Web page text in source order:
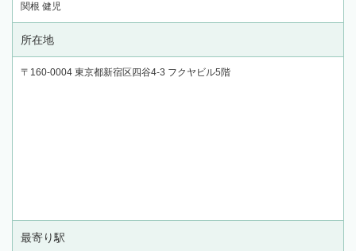
関根 健児
所在地
〒160-0004 東京都新宿区四谷4-3 フクヤビル5階
最寄り駅